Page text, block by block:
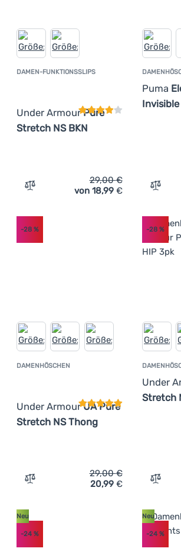
DAMEN-FUNKTIONSSLIPS
Under ArmourPure
Stretch NS BKN
Kundenbewertung
Zum Vergleich 'Damen-
29,00€
von 18,99 €
Puma
Zum
DAMENHÖSCHEN
Under ArmourUA Pure
Stretch NS Thong
Kundenbewertung
-28 %
Zum Vergleich 'Damenhöschen
29,00€
20,99 €
Under
Stretch
-28%
Zum
Neu
-24 %
Neu
-24%